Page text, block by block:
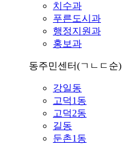
치수과
푸른도시과
행정지원과
홍보과
동주민센터(ㄱㄴㄷ순)
강일동
고덕1동
고덕2동
길동
둔촌1동